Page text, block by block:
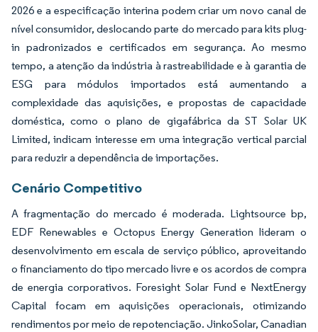
2026 e a especificação interina podem criar um novo canal de
nível consumidor, deslocando parte do mercado para kits plug-
in padronizados e certificados em segurança. Ao mesmo
tempo, a atenção da indústria à rastreabilidade e à garantia de
ESG para módulos importados está aumentando a
complexidade das aquisições, e propostas de capacidade
doméstica, como o plano de gigafábrica da ST Solar UK
Limited, indicam interesse em uma integração vertical parcial
para reduzir a dependência de importações.
Cenário Competitivo
A fragmentação do mercado é moderada. Lightsource bp,
EDF Renewables e Octopus Energy Generation lideram o
desenvolvimento em escala de serviço público, aproveitando
o financiamento do tipo mercado livre e os acordos de compra
de energia corporativos. Foresight Solar Fund e NextEnergy
Capital focam em aquisições operacionais, otimizando
rendimentos por meio de repotenciação. JinkoSolar, Canadian